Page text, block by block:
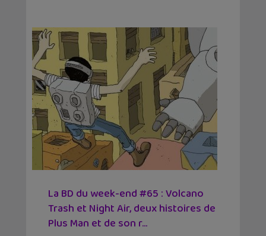
La BD du week-end #65 : Volcano
Trash et Night Air, deux histoires de
Plus Man et de son r...